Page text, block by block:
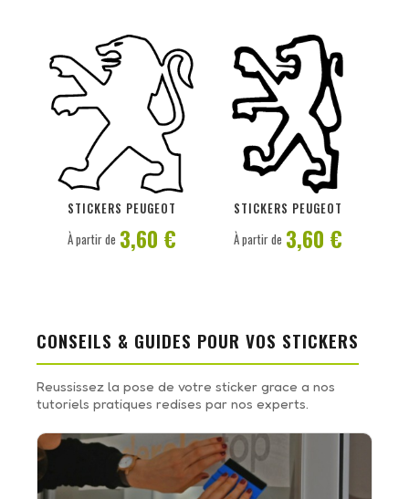
STICKERS PEUGEOT
PERSONNALISER
À partir de 3,60 €
STICKERS PEUGEOT
PERSONNALISER
À partir de 3,60 €
CONSEILS & GUIDES POUR VOS STICKERS
Reussissez la pose de votre sticker grace a nos
tutoriels pratiques redises par nos experts.